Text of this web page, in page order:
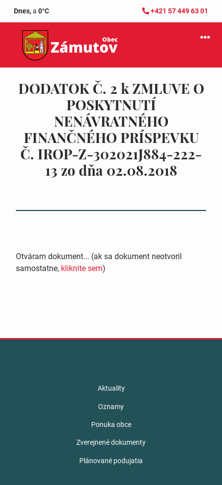
Dnes,a 0°C +421 57 449 63 01
DODATOK Č. 2 k ZMLUVE O
POSKYTNUTÍ
NENÁVRATNÉHO
FINANČNÉHO PRÍSPEVKU
Č. IROP-Z-302021J884-222-
13 zo dňa 02.08.2018
Otváram dokument... (ak sa dokument neotvoril
samostatne, kliknite sem)
Aktuality
Oznamy
Ponuka obce
Zverejnené dokumenty
Plánované podujatia